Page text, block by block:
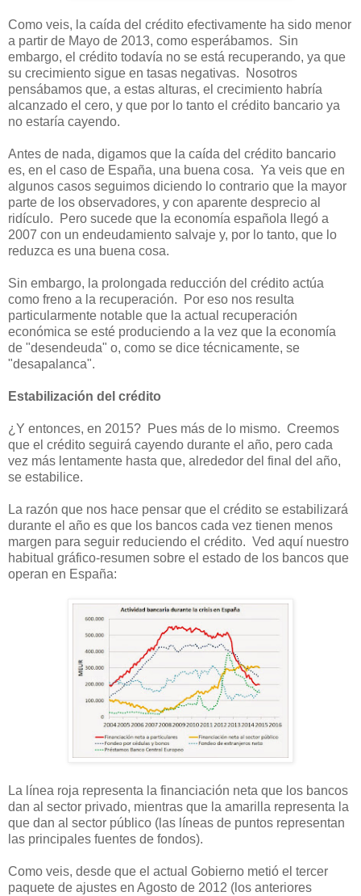
Como veis, la caída del crédito efectivamente ha sido menor
a partir de Mayo de 2013, como esperábamos. Sin
embargo, el crédito todavía no se está recuperando, ya que
su crecimiento sigue en tasas negativas. Nosotros
pensábamos que, a estas alturas, el crecimiento habría
alcanzado el cero, y que por lo tanto el crédito bancario ya
no estaría cayendo.
Antes de nada, digamos que la caída del crédito bancario
es, en el caso de España, una buena cosa. Ya veis que en
algunos casos seguimos diciendo lo contrario que la mayor
parte de los observadores, y con aparente desprecio al
ridículo. Pero sucede que la economía española llegó a
2007 con un endeudamiento salvaje y, por lo tanto, que lo
reduzca es una buena cosa.
Sin embargo, la prolongada reducción del crédito actúa
como freno a la recuperación. Por eso nos resulta
particularmente notable que la actual recuperación
económica se esté produciendo a la vez que la economía
de "desendeuda" o, como se dice técnicamente, se
"desapalanca".
Estabilización del crédito
¿Y entonces, en 2015? Pues más de lo mismo. Creemos
que el crédito seguirá cayendo durante el año, pero cada
vez más lentamente hasta que, alrededor del final del año,
se estabilice.
La razón que nos hace pensar que el crédito se estabilizará
durante el año es que los bancos cada vez tienen menos
margen para seguir reduciendo el crédito. Ved aquí nuestro
habitual gráfico-resumen sobre el estado de los bancos que
operan en España:
La línea roja representa la financiación neta que los bancos
dan al sector privado, mientras que la amarilla representa la
que dan al sector público (las líneas de puntos representan
las principales fuentes de fondos).
Como veis, desde que el actual Gobierno metió el tercer
paquete de ajustes en Agosto de 2012 (los anteriores